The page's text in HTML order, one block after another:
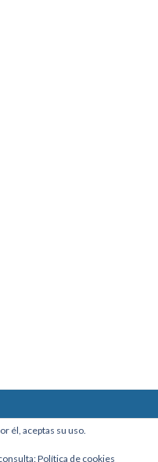
Mezzanine, Of. 101 - La Paz, Bolivia
él, aceptas su uso.
Política de cookies